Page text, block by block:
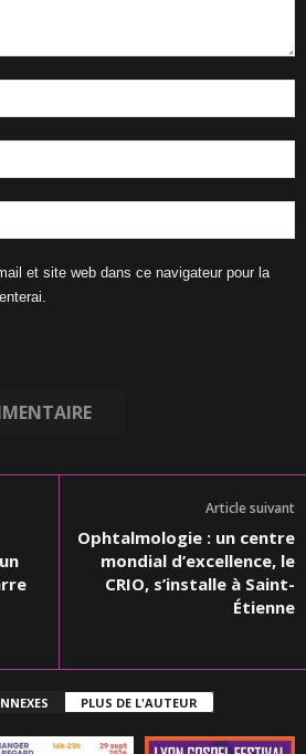
et site web dans ce navigateur pour la
Article suivant
Ophtalmologie : un centre
mondial d’excellence, le
CRIO, s’installe à Saint-
Étienne
PLUS DE L'AUTEUR